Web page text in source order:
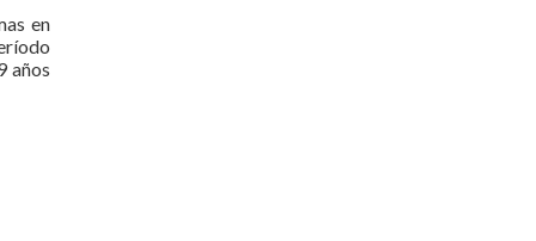
en
años